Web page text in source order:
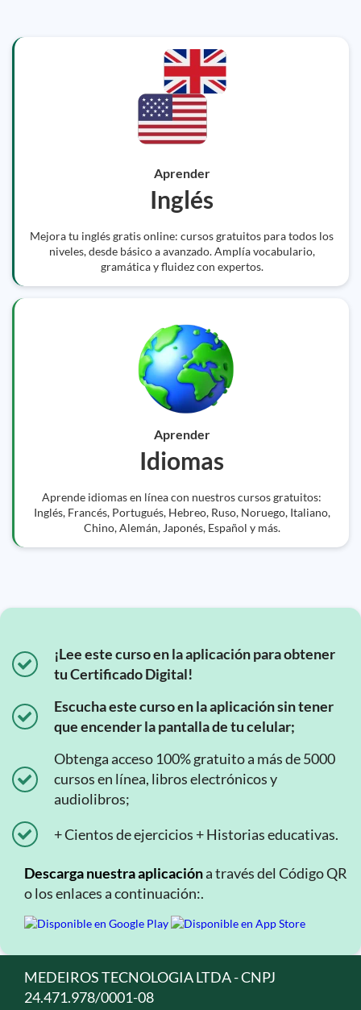
Aprender
Inglés
Mejora tu inglés gratis online: cursos gratuitos para todos los
niveles, desde básico a avanzado. Amplía vocabulario,
gramática y fluidez con expertos.
Aprender
Idiomas
Aprende idiomas en línea con nuestros cursos gratuitos:
Inglés, Francés, Portugués, Hebreo, Ruso, Noruego, Italiano,
Chino, Alemán, Japonés, Español y más.
¡Lee este curso en la aplicación para obtener
tu Certificado Digital!
Escucha este curso en la aplicación sin tener
que encender la pantalla de tu celular;
Obtenga acceso 100% gratuito a más de 5000
cursos en línea, libros electrónicos y
audiolibros;
+ Cientos de ejercicios + Historias educativas.
Descarga nuestra aplicacióna través del Código QR
o los enlaces a continuación:.
MEDEIROS TECNOLOGIA LTDA - CNPJ
24.471.978/0001-08